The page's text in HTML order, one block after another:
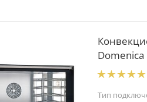
Domenica
Тип